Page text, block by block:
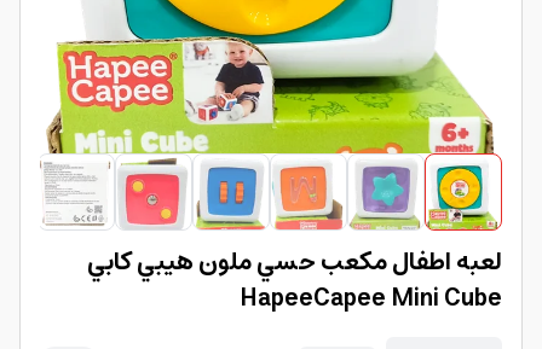
لعبه اطفال مكعب حسي ملون هيبي كابي
HapeeCapee Mini Cube